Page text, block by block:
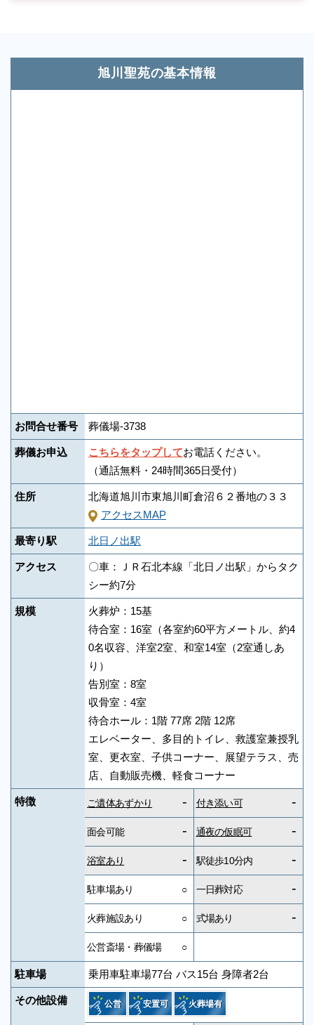
旭川聖苑の基本情報
お問合せ番号 葬儀場-3738
葬儀お申込 こちらをタップしてお電話ください。
（通話無料・24時間365日受付）
住所
北海道旭川市東旭川町倉沼６２番地の３３
アクセスMAP
最寄り駅 北日ノ出駅
アクセス
〇車：ＪＲ石北本線「北日ノ出駅」からタク
シー約7分
規模
火葬炉：15基
待合室：16室（各室約60平方メートル、約4
0名収容、洋室2室、和室14室（2室通しあ
り）
告別室：8室
収骨室：4室
待合ホール：1階 77席 2階 12席
エレベーター、多目的トイレ、救護室兼授乳
室、更衣室、子供コーナー、展望テラス、売
店、自動販売機、軽食コーナー
特徴 ご遺体あずかり - 付き添い可 -
面会可能 - 通夜の仮眠可 -
浴室あり - 駅徒歩10分内 -
駐車場あり ○ 一日葬対応 -
火葬施設あり ○ 式場あり -
公営斎場・葬儀場 ○
駐車場 乗用車駐車場77台 バス15台 身障者2台
その他設備 公営 安置可 火葬場有